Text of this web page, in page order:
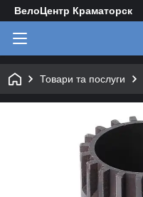
ВелоЦентр Краматорск
Товари та послуги